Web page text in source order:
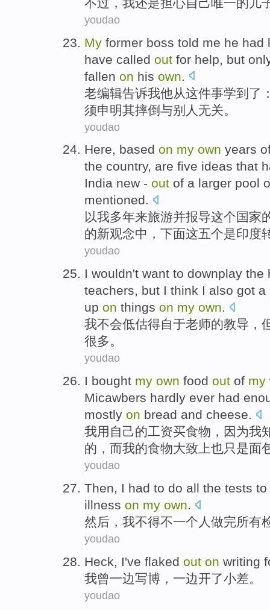
youdao
My former boss told me he had
have called out for help but
fallen on his own
老编辑告诉我他从这件事学到了
须申明其摔倒与别人无关。
youdao
Here, based on my own years
the country, are five ideas that
India new - out of a larger pool
mentioned.
以我多年来旅游并报导这个国家
的新观念中， 下面这五个是印度
youdao
I wouldn't want to downplay the
teachers, but I think I also got a
up on things on my own.
我不会低估得自于老师的教导，
很多。
youdao
I bought my own food out of my
Micawbers hardly ever had
mostly on bread and cheese.
我用 自己的工资买食物 ， 因为我
的， 而我的食物大致 上也只是面
youdao
Then, I had to do all the tests
illness on my own.
然后 ， 我不得不一个人 做完所有
youdao
Heck, I've flaked out on writing
我曾一边写博 ，一边开了小差 。
youdao